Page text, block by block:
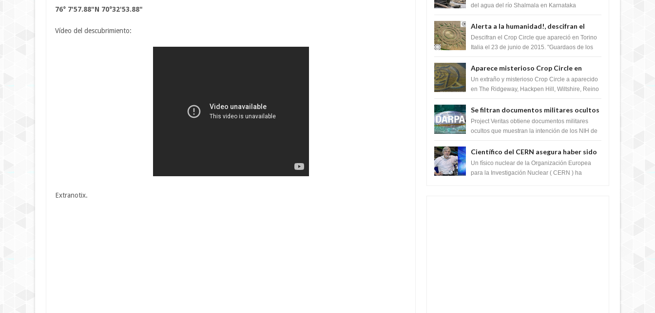
76° 7'57.88"N 70°32'53.88"
Vídeo del descubrimiento:
Extranotix.
Shiva Lingas
del agua del río Shalmala en Karnataka
Shiv...
Alerta a la humanidad!, descifran el
mensaje del Crop Circle de Torino ,Italia
Descifran el Crop Circle que apareció en Torino
Italia el 23 de junio de 2015. "Guardaos de los
Aparece misterioso Crop Circle en
Reino Unido 23 de junio 2016
Un extraño y misterioso Crop Circle a aparecido
en The Ridgeway, Hackpen Hill, Wiltshire, Reino
Se filtran documentos militares ocultos
que muestran la intención de los NIH de
crear el SARS-CoV-2, utilizando la
Project Veritas obtiene documentos militares
ocultos que muestran la intención de los NIH de
Científico del CERN asegura haber sido
ayudado por seres de luz durante una
prueba del Colisionador de Hadrones
Un físico nuclear de la Organización Europea
para la Investigación Nuclear ( CERN ) ha